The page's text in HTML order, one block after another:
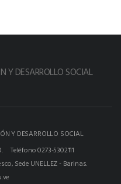
Y DESARROLLO SOCIAL
Y DESARROLLO SOCIAL
Teléfono 0273-5302111
Sede UNELLEZ - Barinas.